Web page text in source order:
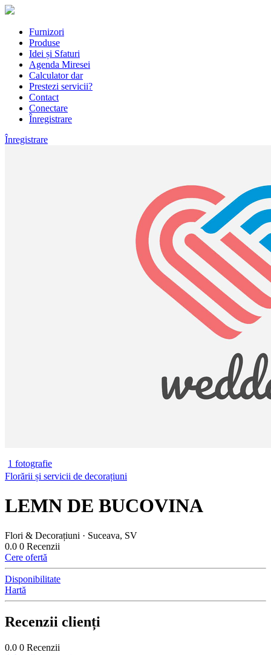
Furnizori
Produse
Idei și Sfaturi
Agenda Miresei
Calculator dar
Prestezi servicii?
Contact
Conectare
Înregistrare
Înregistrare
1 fotografie
Florării și servicii de decorațiuni
LEMN DE BUCOVINA
Flori & Decorațiuni · Suceava, SV
0.0 0 Recenzii
Cere ofertă
Disponibilitate
Hartă
Recenzii clienți
0.0 0 Recenzii